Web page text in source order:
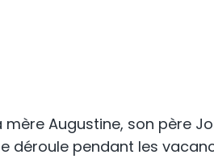
Augustine, son père
déroule pendant les